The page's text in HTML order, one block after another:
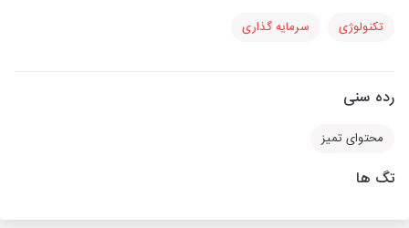
تکنولوژی سرمایه گذاری
رده سنی
محتوای تمیز
تگ ها